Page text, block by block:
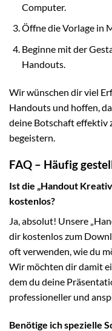
Computer.
Öffne die Vorlage in
Beginne mit der
Handouts.
Wir wünschen dir viel
Handouts und hoffen,
deine Botschaft effektiv
begeistern.
FAQ – Häufig
Ist die „Handout
kostenlos?
Ja, absolut! Unsere
dir kostenlos zum
oft verwenden, wie du
Wir möchten dir damit
dem du deine
professioneller und
Benötige ich spezielle